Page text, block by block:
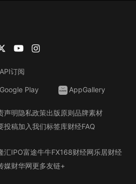
API订阅
Google Play AppGallery
声明隐私政策出版原则品牌素材
投稿加入我们标签库财经FAQ
汇IPO富途牛牛FX168财经网乐居财经
媒财华网更多友链+